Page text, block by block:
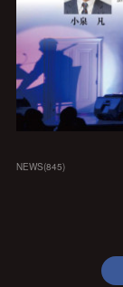
NEWS(845)